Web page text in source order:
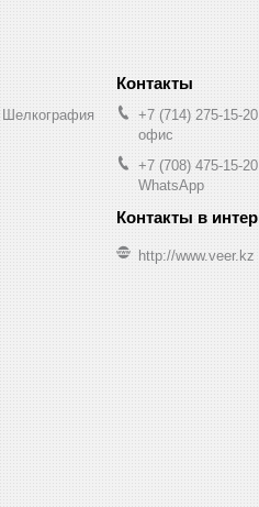
Шелкография
+7 (714) 275-15-20
офис
+7 (708) 475-15-20
WhatsApp
http://www.veer.kz